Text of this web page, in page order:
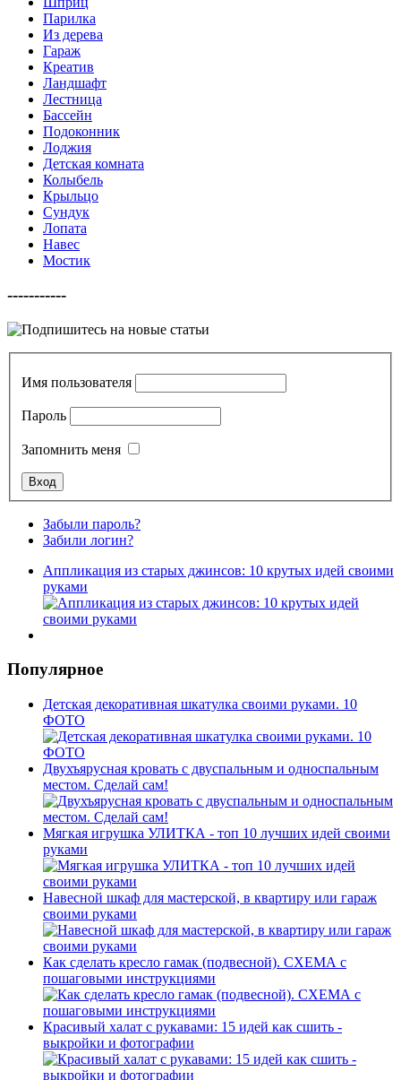
Парилка
Из дерева
Гараж
Креатив
Ландшафт
Лестница
Бассейн
Подоконник
Лоджия
Детская комната
Колыбель
Крыльцо
Сундук
Лопата
Навес
Мостик
-----------
Имя пользователя
Пароль
Запомнить меня
Забыли пароль?
Забили логин?
Аппликация из старых джинсов: 10 крутых идей своими
руками
Популярное
Детская декоративная шкатулка своими руками. 10
ФОТО
Двухъярусная кровать с двуспальным и односпальным
местом. Сделай сам!
Мягкая игрушка УЛИТКА - топ 10 лучших идей своими
руками
Навесной шкаф для мастерской, в квартиру или гараж
своими руками
Как сделать кресло гамак (подвесной). СХЕМА с
пошаговыми инструкциями
Красивый халат с рукавами: 15 идей как сшить -
выкройки и фотографии